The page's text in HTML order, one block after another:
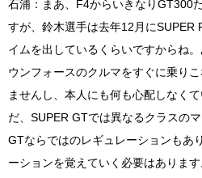
石浦：まあ、F4からいきなりGT300
すが、鈴木選手は去年12月にSUPER
イムを出しているくらいですからね
ウンフォースのクルマをすぐに乗り
ませんし、本人にも何も心配しなく
だ、SUPER GTでは異なるクラスの
GTならではのレギュレーションもあ
ーションを覚えていく必要はありま